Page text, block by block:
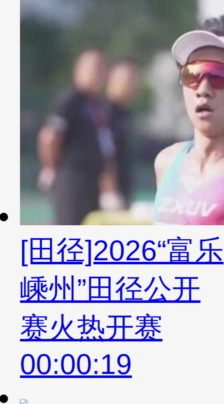
[田径]2026“富乐
嵊州”田径公开
赛火热开赛
00:00:19